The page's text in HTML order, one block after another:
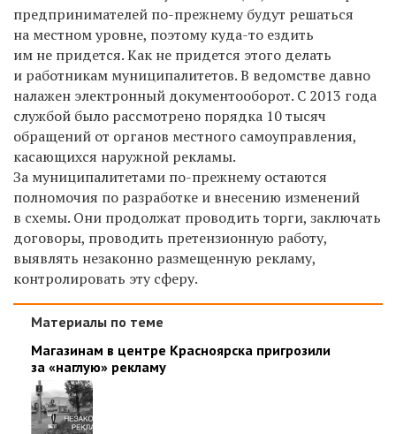
предпринимателей по-прежнему будут решаться
на местном уровне, поэтому куда-то ездить
им не придется. Как не придется этого делать
и работникам муниципалитетов. В ведомстве давно
налажен электронный документооборот. С 2013 года
службой было рассмотрено порядка 10 тысяч
обращений от органов местного самоуправления,
касающихся наружной рекламы.
За муниципалитетами по-прежнему остаются
полномочия по разработке и внесению изменений
в схемы. Они продолжат проводить торги, заключать
договоры, проводить претензионную работу,
выявлять незаконно размещенную рекламу,
контролировать эту сферу.
Материалы по теме
Магазинам в центре Красноярска пригрозили
за «наглую» рекламу